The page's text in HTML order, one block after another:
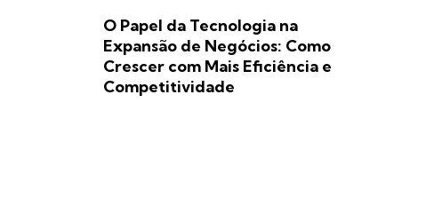
O Papel da Tecnologia na
Expansão de Negócios: Como
Crescer com Mais Eficiência e
Competitividade